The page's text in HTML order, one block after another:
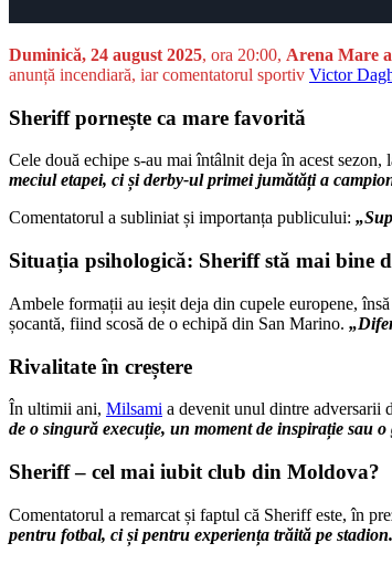
Duminică, 24 august 2025, ora 20:00, Arena Mare
anunță incendiară, iar comentatorul sportiv Victor
Sheriff pornește ca mare favorită
Cele două echipe s-au mai întâlnit deja în acest sezon,
meciul etapei, ci și derby-ul primei jumătăți a
Comentatorul a subliniat și importanța publicului:
Situația psihologică: Sheriff stă mai bine
Ambele formații au ieșit deja din cupele europene,
șocantă, fiind scosă de o echipă din San Marino.
Rivalitate în creștere
În ultimii ani, Milsami a devenit unul dintre adversarii
de o singură execuție, un moment de inspirație sau
Sheriff – cel mai iubit club din Moldova?
Comentatorul a remarcat și faptul că Sheriff este, în
pentru fotbal, ci și pentru experiența trăită pe